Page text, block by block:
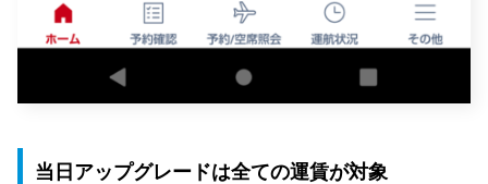
当日アップグレードは全ての運賃が対象